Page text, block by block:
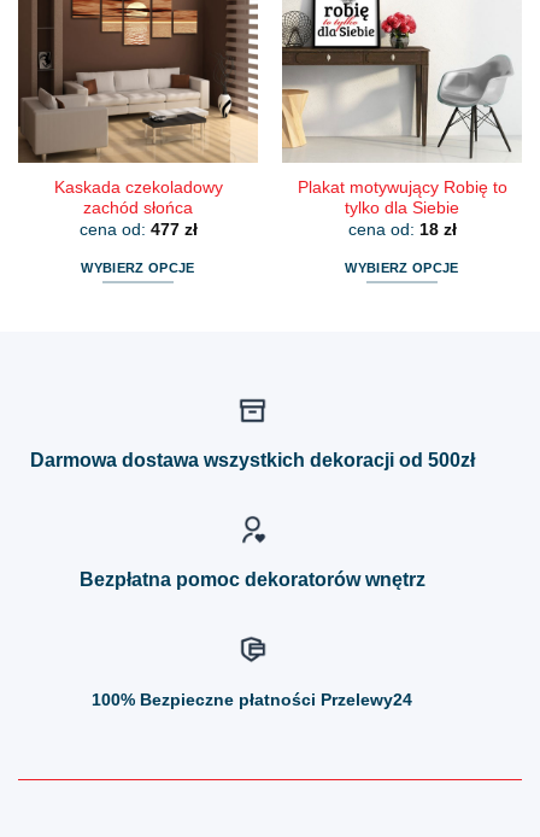
Opcje
można
wybrać
na
stronie
produktu
Opcje
można
wybrać
na
stronie
produktu
Kaskada czekoladowy
zachód słońca
cena od: 477 zł
WYBIERZ OPCJE
Plakat motywujący Robię to
tylko dla Siebie
cena od: 18 zł
WYBIERZ OPCJE
można
Darmowa dostawa wszystkich dekoracji od 500zł
Bezpłatna pomoc dekoratorów wnętrz
100% Bezpieczne płatności Przelewy24